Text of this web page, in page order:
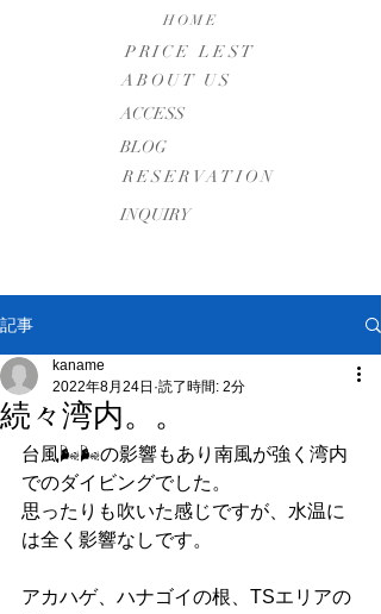
HOME
PRICE LEST
ABOUT US
​ACCESS
BLOG
RESERVATION
INQUIRY
記事
続々湾内。。
kaname
2022年8月24日 読了時間: 2分
台風🌬🌬の影響もあり南風が強く湾内
でのダイビングでした。
思ったりも吹いた感じですが、水温に
は全く影響なしです。
アカハゲ、ハナゴイの根、TSエリアの